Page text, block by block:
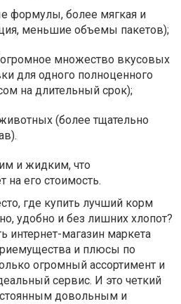
формулы, более мягкая и
меньшие объемы пакетов);
множество вкусовых
для одного полноценного
на длительный срок);
(более тщательно
и жидким, что
на его стоимость.
где купить лучший корм
удобно и без лишних хлопот?
интернет-магазин маркета
и плюсы по
огромный ассортимент и
сервис. И это четкий
довольным и